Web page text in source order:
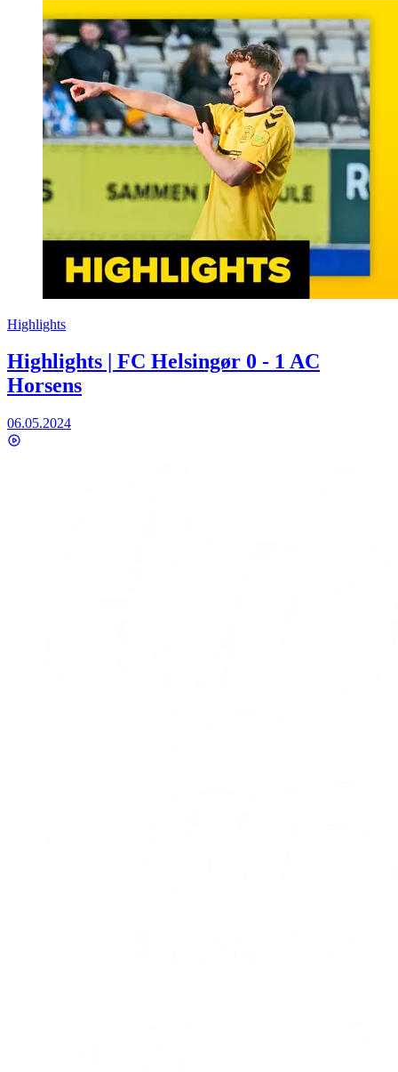
Highlights
Highlights | FC Helsingør 0 - 1 AC
Horsens
06.05.2024